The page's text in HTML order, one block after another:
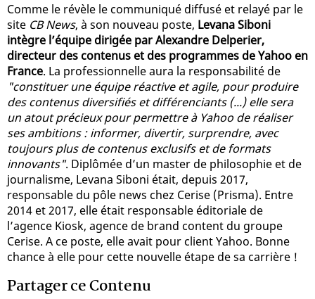
Comme le révèle le communiqué diffusé et relayé par le
site CB News, à son nouveau poste, Levana Siboni
intègre l’équipe dirigée par Alexandre Delperier,
directeur des contenus et des programmes de Yahoo en
France. La professionnelle aura la responsabilité de
"constituer une équipe réactive et agile, pour produire
des contenus diversifiés et différenciants (...) elle sera
un atout précieux pour permettre à Yahoo de réaliser
ses ambitions : informer, divertir, surprendre, avec
toujours plus de contenus exclusifs et de formats
innovants". Diplômée d’un master de philosophie et de
journalisme, Levana Siboni était, depuis 2017,
responsable du pôle news chez Cerise (Prisma). Entre
2014 et 2017, elle était responsable éditoriale de
l’agence Kiosk, agence de brand content du groupe
Cerise. A ce poste, elle avait pour client Yahoo. Bonne
chance à elle pour cette nouvelle étape de sa carrière !
Partager ce Contenu